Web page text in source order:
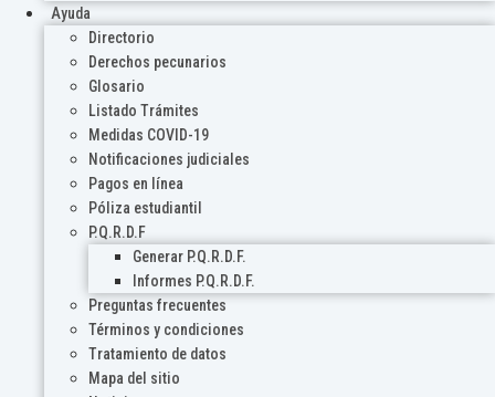
Ayuda
Directorio
Derechos pecunarios
Glosario
Listado Trámites
Medidas COVID-19
Notificaciones judiciales
Pagos en línea
Póliza estudiantil
P.Q.R.D.F
Generar P.Q.R.D.F.
Informes P.Q.R.D.F.
Preguntas frecuentes
Términos y condiciones
Tratamiento de datos
Mapa del sitio